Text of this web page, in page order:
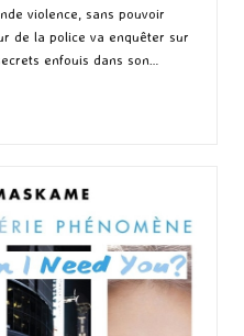
violence, sans pouvoir
de la police va enquêter sur
enfouis dans son…